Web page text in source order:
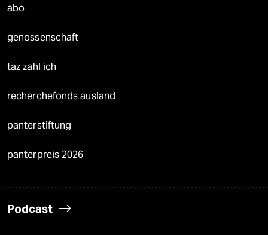
abo
genossenschaft
taz zahl ich
recherchefonds ausland
panterstiftung
panterpreis 2026
Podcast